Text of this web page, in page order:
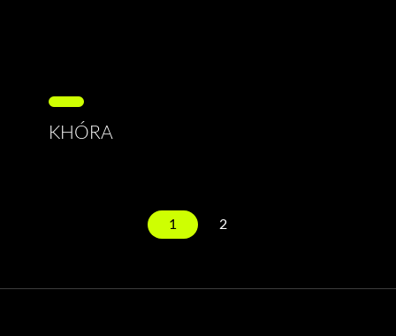
KHÓRA
1 2